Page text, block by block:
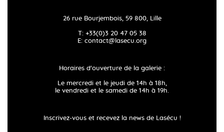
26 rue Bourjembois, 59 800, Lille
T: +33(0)3 20 47 05 38
E: contact@lasecu.org
Horaires d'ouverture de la galerie :
Le mercredi et le jeudi de 14h à 18h,
le vendredi et le samedi de 14h à 19h.
Inscrivez-vous et recevez la news de Lasécu !